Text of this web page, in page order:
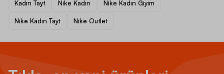
Kadın Tayt Nike Kadın Nike Kadın Giyim
Nike Kadın Tayt Nike Outlet